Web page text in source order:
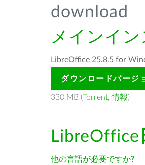
download
メインイ
LibreOffice 25.8.5 for
ダウンロードバージ
330 MB (Torrent,情報)
LibreOffice
他の言語が必要ですか?